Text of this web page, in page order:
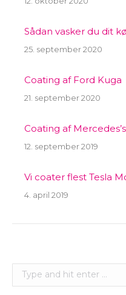
Sådan vasker du dit
25. september 2020
Coating af Ford Kuga
21. september 2020
Coating af
12. september 2019
Vi coater flest Tesla
4. april 2019
Search: